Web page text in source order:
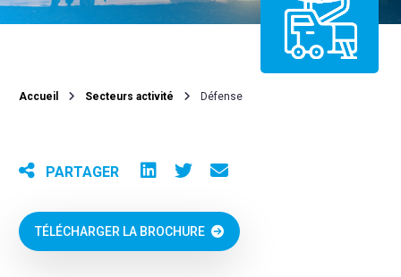
Accueil Secteurs activité Défense
PARTAGER
TÉLÉCHARGER LA BROCHURE